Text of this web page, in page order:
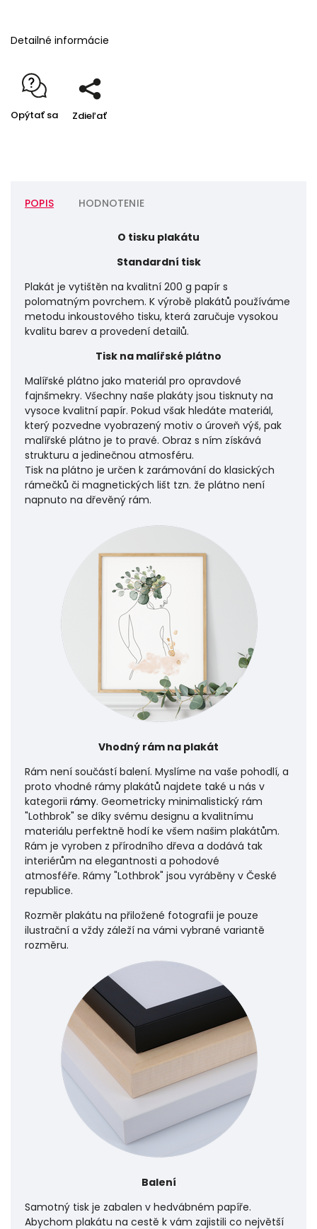
Detailné informácie
Opýtať sa Zdieľať
POPIS HODNOTENIE
O tisku plakátu
Standardní tisk
Plakát je vytištěn na kvalitní 200 g papír s
polomatným povrchem. K výrobě plakátů používáme
metodu inkoustového tisku, která zaručuje vysokou
kvalitu barev a provedení detailů.
Tisk na malířské plátno
Malířské plátno jako materiál pro opravdové
fajnšmekry. Všechny naše plakáty jsou tisknuty na
vysoce kvalitní papír. Pokud však hledáte materiál,
který pozvedne vyobrazený motiv o úroveň výš, pak
malířské plátno je to pravé. Obraz s ním získává
strukturu a jedinečnou atmosféru.
Tisk na plátno je určen k zarámování do klasických
rámečků či magnetických lišt tzn. že plátno není
napnuto na dřevěný rám.
Vhodný rám na plakát
Rám není součástí balení. Myslíme na vaše pohodlí, a
proto vhodné rámy plakátů najdete také u nás v
kategorii rámy. Geometricky minimalistický rám
"Lothbrok" se díky svému designu a kvalitnímu
materiálu perfektně hodí ke všem našim plakátům.
Rám je vyroben z přírodního dřeva a dodává tak
interiérům na elegantnosti a pohodové
atmosféře. Rámy "Lothbrok" jsou vyráběny v České
republice.
Rozměr plakátu na přiložené fotografii je pouze
ilustrační a vždy záleží na vámi vybrané variantě
rozměru.
Balení
Samotný tisk je zabalen v hedvábném papíře.
Abychom plakátu na cestě k vám zajistili co největší